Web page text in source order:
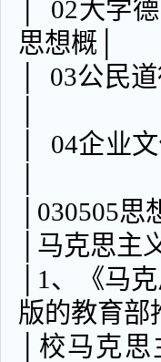
│ 02大学
思想概
│ 03
│ 04
│马
│1、《马
版的教育部
│校马克